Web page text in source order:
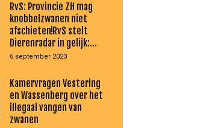
RvS: Provincie ZH mag
knobbelzwanen niet
afschieten!RvS stelt
Dierenradar in gelijk:...
6 september 2023
Kamervragen Vestering
en Wassenberg over het
illegaal vangen van
zwanen